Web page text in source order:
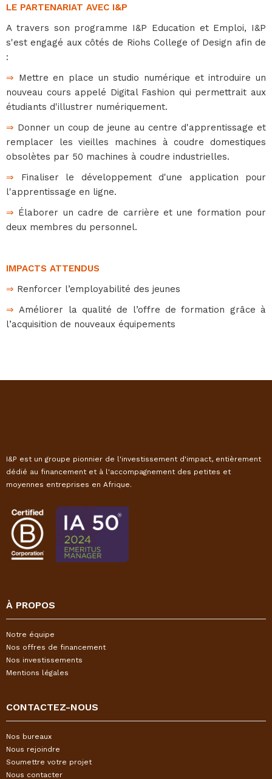
LE PARTENARIAT AVEC I&P
A travers son programme I&P Education et Emploi, I&P
s'est engagé aux côtés de Riohs College of Design afin de
:
⇒ Mettre en place un studio numérique et introduire un
nouveau cours appelé Digital Fashion qui permettrait aux
étudiants d'illustrer numériquement.
⇒ Donner un coup de jeune au centre d'apprentissage et
remplacer les vieilles machines à coudre domestiques
obsolètes par 50 machines à coudre industrielles.
⇒ Finaliser le développement d'une application pour
l'apprentissage en ligne.
⇒ Élaborer un cadre de carrière et une formation pour
deux membres du personnel.
IMPACTS ATTENDUS
⇒ Renforcer l’employabilité des jeunes
⇒Améliorer la qualité de l’offre de formation grâce à
l’acquisition de nouveaux équipements
I&P est un groupe pionnier de l'investissement d'impact, entièrement
dédié au financement et à l'accompagnement des petites et
moyennes entreprises en Afrique.
À PROPOS
Notre équipe
Nos offres de financement
Nos investissements
Mentions légales
CONTACTEZ-NOUS
Nos bureaux
Nous rejoindre
Soumettre votre projet
Nous contacter